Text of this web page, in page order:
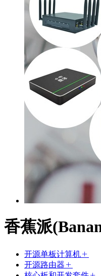
香蕉派
开源单板计算机
开源路由器